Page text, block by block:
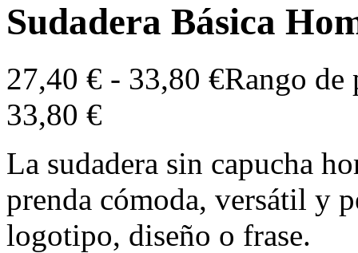
Sudadera Básica
27,40 € - 33,80 €Rango de
33,80 €
La sudadera sin capucha
prenda cómoda, versátil y
logotipo, diseño o frase.